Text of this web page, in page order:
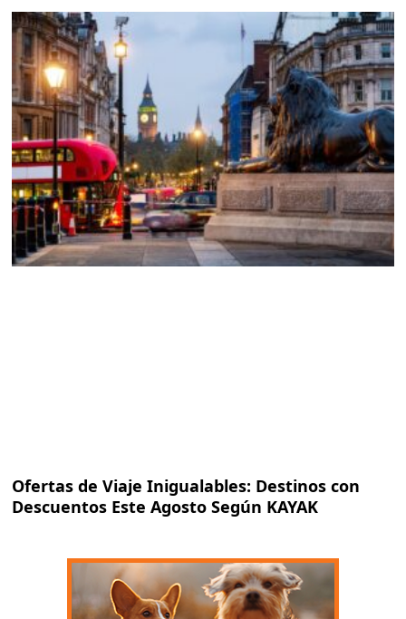
Ofertas de Viaje Inigualables: Destinos con
Descuentos Este Agosto Según KAYAK